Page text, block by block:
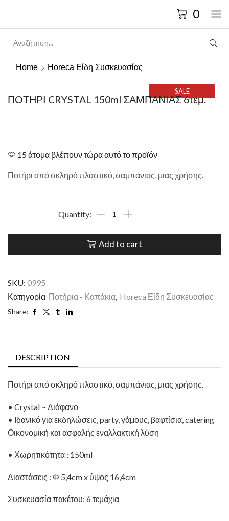
0
Home Horeca Είδη Συσκευασίας
SALE
ΠΟΤΗΡΙ CRYSTAL 150ml ΣΑΜΠΑΝΙΑΣ 6τεμ.
15 άτομα βλέπουν τώρα αυτό το προϊόν
Ποτήρι από σκληρό πλαστικό, σαμπάνιας, μιας χρήσης.
Add to cart
SKU: 0995
Κατηγορία Ποτήρια - Καπάκια, Horeca Είδη Συσκευασίας
Share:
DESCRIPTION
Ποτήρι από σκληρό πλαστικό, σαμπάνιας, μιας χρήσης.
• Crystal ~ Διάφανο
• Ιδανικό για εκδηλώσεις, party, γάμους, βαφτίσια, catering
Οικονομική και ασφαλής εναλλακτική λύση
• Χωρητικότητα : 150ml
Διαστάσεις : Φ 5,4cm x ύψος 16,4cm
Συσκευασία πακέτου: 6 τεμάχια